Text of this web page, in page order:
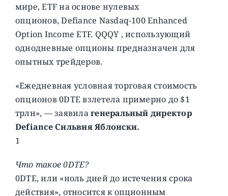
мире, ETF на основе нулевых
опционов, Defiance Nasdaq-100 Enhanced
Option Income ETF. QQQY , использующий
однодневные опционы предназначен для
опытных трейдеров.
«Ежедневная условная торговая стоимость
опционов 0DTE взлетела примерно до $1
трлн», — заявилагенеральный директор
Defiance Сильвия Яблонски.
1
Что такое 0DTE?
0DTE, или «ноль дней до истечения срока
действия», относится к опционным